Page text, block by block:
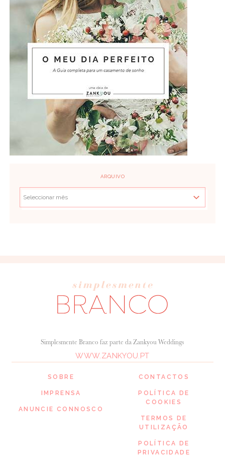
ARQUIVO
SOBRE
IMPRENSA
ANUNCIE CONNOSCO
Simplesmente Branco faz parte da Zankyou Weddings
WWW.ZANKYOU.PT
CONTACTOS
POLÍTICA DE
COOKIES
TERMOS DE
UTILIZAÇÃO
POLÍTICA DE
PRIVACIDADE